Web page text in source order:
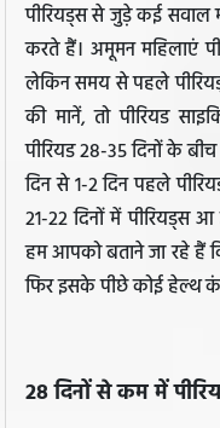
पीरियड्स से जुड़े कई
करते हैं। अमूमन महिलाएं
लेकिन समय से पहले
की मानें, तो पीरियड
पीरियड 28-35 दिनों के
दिन से 1-2 दिन पहले
21-22 दिनों में
हम आपको बताने जा रहे हैं
फिर इसके पीछे कोई हेल्थ
28 दिनों से कम में